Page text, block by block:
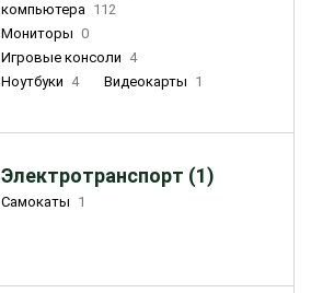
компьютера 112
Мониторы 0
Игровые консоли 4
Ноутбуки 4 Видеокарты 1
Электротранспорт (1)
Самокаты 1